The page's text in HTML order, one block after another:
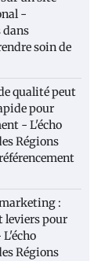
-
dans
soin de
qualité peut
pour
- L'écho
Régions
:
leviers pour
Régions